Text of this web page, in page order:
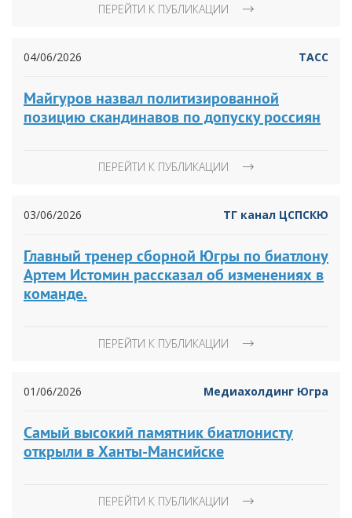
ПЕРЕЙТИ К ПУБЛИКАЦИИ
04/06/2026 ТАСС
Майгуров назвал политизированной
позицию скандинавов по допуску россиян
ПЕРЕЙТИ К ПУБЛИКАЦИИ
03/06/2026 ТГ канал ЦСПСКЮ
Главный тренер сборной Югры по биатлону
Артем Истомин рассказал об изменениях в
команде.
ПЕРЕЙТИ К ПУБЛИКАЦИИ
01/06/2026 Медиахолдинг Югра
Самый высокий памятник биатлонисту
открыли в Ханты-Мансийске
ПЕРЕЙТИ К ПУБЛИКАЦИИ